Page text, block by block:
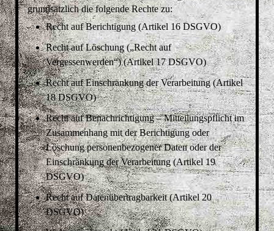
grundsätzlich die folgende Rechte zu:
Recht auf Berichtigung (Artikel 16 DSGVO)
Recht auf Löschung („Recht auf
Vergessenwerden“) (Artikel 17 DSGVO)
Recht auf Einschränkung der Verarbeitung (Artikel
18 DSGVO)
Recht auf Benachrichtigung – Mitteilungspflicht im
Zusammenhang mit der Berichtigung oder
Löschung personenbezogener Daten oder der
Einschränkung der Verarbeitung (Artikel 19
DSGVO)
Recht auf Datenübertragbarkeit (Artikel 20
DSGVO)